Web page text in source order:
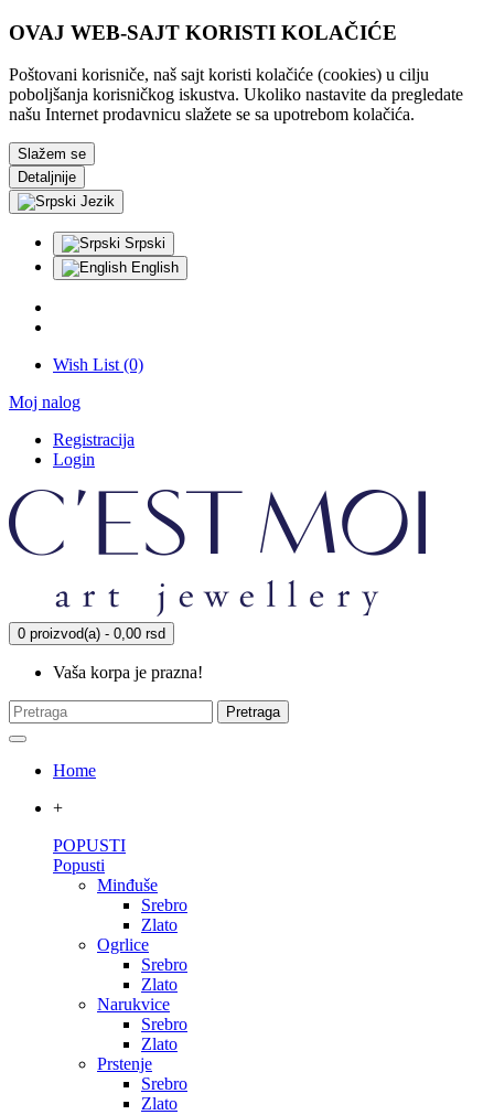
OVAJ WEB-SAJT KORISTI KOLAČIĆE
Poštovani korisniče, naš sajt koristi kolačiće (cookies) u cilju
poboljšanja korisničkog iskustva. Ukoliko nastavite da pregledate
našu Internet prodavnicu slažete se sa upotrebom kolačića.
Slažem se
Detaljnije
Jezik
Srpski
English
Wish List (0)
Moj nalog
Registracija
Login
0 proizvod(a) - 0,00 rsd
Vaša korpa je prazna!
Pretraga
Home
+
POPUSTI
Popusti
Minđuše
Srebro
Zlato
Ogrlice
Srebro
Zlato
Narukvice
Srebro
Zlato
Prstenje
Srebro
Zlato